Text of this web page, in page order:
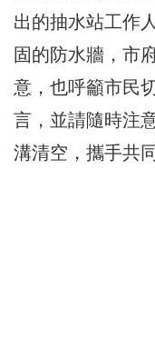
出的抽水站工作
固的防水牆，市
意，也呼籲市民
言，並請隨時注
溝清空，攜手共